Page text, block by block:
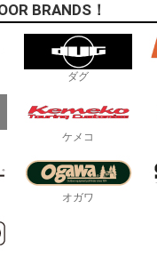
BRANDS！
ダグ
ケメコ
オガワ